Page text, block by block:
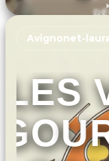
Avignonet-
LES